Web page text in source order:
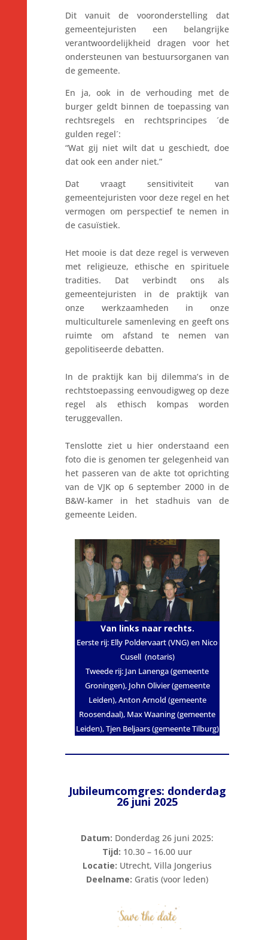
Dit vanuit de vooronderstelling dat
gemeentejuristen een belangrijke
verantwoordelijkheid dragen voor het
ondersteunen van bestuursorganen van
de gemeente.
En ja, ook in de verhouding met de
burger geldt binnen de toepassing van
rechtsregels en rechtsprincipes ´de
gulden regel´:
“Wat gij niet wilt dat u geschiedt, doe
dat ook een ander niet.”
Dat vraagt sensitiviteit van
gemeentejuristen voor deze regel en het
vermogen om perspectief te nemen in
de casuïstiek.
Het mooie is dat deze regel is verweven
met religieuze, ethische en spirituele
tradities. Dat verbindt ons als
gemeentejuristen in de praktijk van
onze werkzaamheden in onze
multiculturele samenleving en geeft ons
ruimte om afstand te nemen van
gepolitiseerde debatten.
In de praktijk kan bij dilemma’s in de
rechtstoepassing eenvoudigweg op deze
regel als ethisch kompas worden
teruggevallen.
Tenslotte ziet u hier onderstaand een
foto die is genomen ter gelegenheid van
het passeren van de akte tot oprichting
van de VJK op 6 september 2000 in de
B&W-kamer in het stadhuis van de
gemeente Leiden.
Van links naar rechts.
Eerste rij: Elly Poldervaart (VNG) en Nico
Cusell (notaris)
Tweede rij: Jan Lanenga (gemeente
Groningen), John Olivier (gemeente
Leiden), Anton Arnold (gemeente
Roosendaal), Max Waaning (gemeente
Leiden), Tjen Beljaars (gemeente Tilburg)
Jubileumcomgres: donderdag
26 juni 2025
Datum: Donderdag 26 juni 2025:
Tijd: 10.30 – 16.00 uur
Locatie: Utrecht, Villa Jongerius
Deelname: Gratis (voor leden)